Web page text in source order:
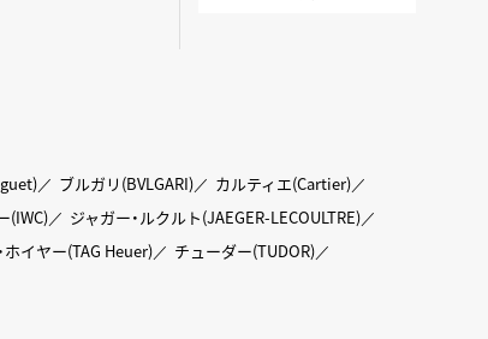
ブルガリ(BVLGARI)
カルティエ(Cartier)
(IWC)
ジャガー・ルクルト(JAEGER-LECOULTRE)
ホイヤー(TAG Heuer)
チューダー(TUDOR)